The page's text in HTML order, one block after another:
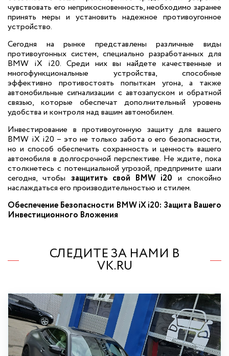
чувствовать его неприкосновенность, необходимо заранее
принять меры и установить надежное противоугонное
устройство.
Сегодня на рынке представлены различные виды
противоугонных систем, специально разработанных для
BMW iX i20. Среди них вы найдете качественные и
многофункциональные устройства, способные
эффективно противостоять попыткам угона, а также
автомобильные сигнализации с автозапуском и обратной
связью, которые обеспечат дополнительный уровень
удобства и контроля над вашим автомобилем.
Инвестирование в противоугонную защиту для вашего
BMW iX i20 – это не только забота о его безопасности,
но и способ обеспечить сохранность и ценность вашего
автомобиля в долгосрочной перспективе. Не ждите, пока
столкнетесь с потенциальной угрозой, предпримите шаги
сегодня, чтобы защитить свой BMW i20 и спокойно
наслаждаться его производительностью и стилем.
Обеспечение Безопасности BMW iX i20: Защита Вашего
Инвестиционного Вложения
СЛЕДИТЕ ЗА НАМИ В
VK.RU